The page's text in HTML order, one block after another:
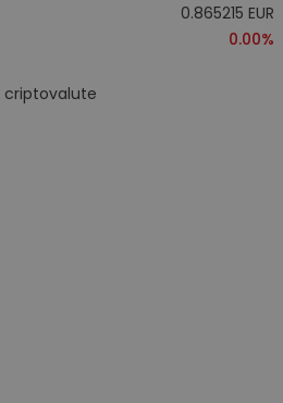
0.865215 EUR
0.00%
criptovalute